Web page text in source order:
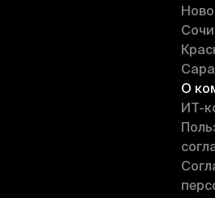
Сочи
О
ИT-